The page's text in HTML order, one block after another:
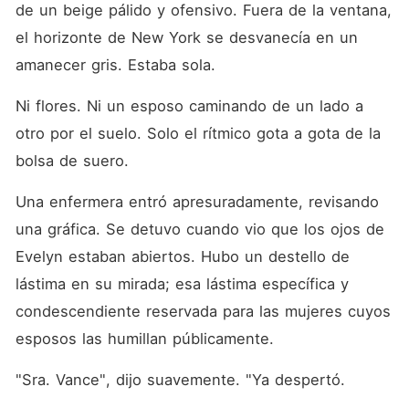
de un beige pálido y ofensivo. Fuera de la ventana,
el horizonte de New York se desvanecía en un
amanecer gris. Estaba sola.
Ni flores. Ni un esposo caminando de un lado a
otro por el suelo. Solo el rítmico gota a gota de la
bolsa de suero.
Una enfermera entró apresuradamente, revisando
una gráfica. Se detuvo cuando vio que los ojos de
Evelyn estaban abiertos. Hubo un destello de
lástima en su mirada; esa lástima específica y
condescendiente reservada para las mujeres cuyos
esposos las humillan públicamente.
"Sra. Vance", dijo suavemente. "Ya despertó.